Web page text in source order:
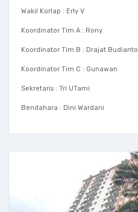
Wakil Korlap : Erly V
Koordinator Tim A : Rony
Koordinator Tim B : Drajat Budianto
Koordinator Tim C : Gunawan
Sekretaris : Tri UTami
Bendahara : Dini Wardani